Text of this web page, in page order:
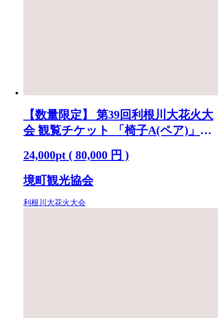
【数量限定】 第39回利根川大花火大
会 観覧チケット 「椅子A(ペア)」
24,000pt ( 80,000 円 )
境町観光協会
利根川大花火大会